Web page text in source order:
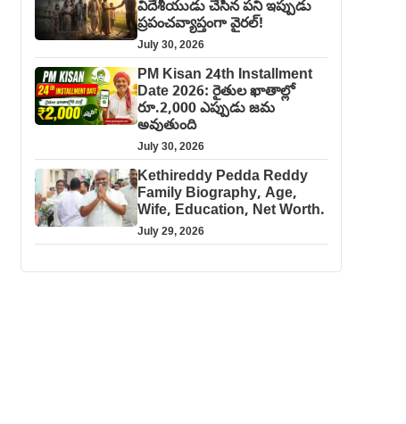
విదేశీయుడు చేసిన పని ఇప్పుడు
ప్రపంచవ్యాప్తంగా వైరల్!
July 30, 2026
PM Kisan 24th Installment
Date 2026: రైతుల ఖాతాల్లో
రూ.2,000 ఎప్పుడు జమ
అవుతుంది
July 30, 2026
Kethireddy Pedda Reddy
Family Biography, Age,
Wife, Education, Net Worth.
July 29, 2026